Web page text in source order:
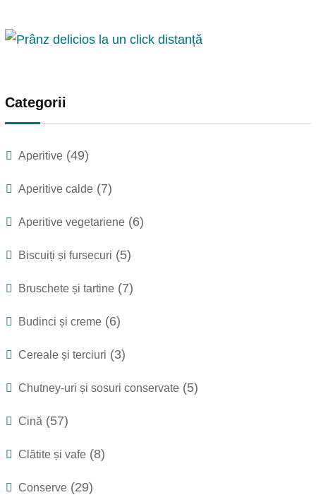
Categorii
Aperitive (49)
Aperitive calde (7)
Aperitive vegetariene (6)
Biscuiți și fursecuri (5)
Bruschete și tartine (7)
Budinci și creme (6)
Cereale și terciuri (3)
Chutney-uri și sosuri conservate (5)
Cină (57)
Clătite și vafe (8)
Conserve (29)